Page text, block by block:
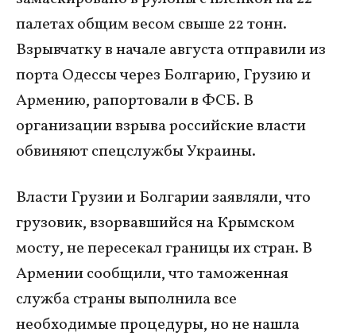
палетах общим весом свыше 22 тонн.
Взрывчатку в начале августа отправили из
порта Одессы через Болгарию, Грузию и
Армению, рапортовали в ФСБ. В
организации взрыва российские власти
обвиняют спецслужбы Украины.
Власти Грузии и Болгарии заявляли, что
грузовик, взорвавшийся на Крымском
мосту, не пересекал границы их стран. В
Армении сообщили, что таможенная
служба страны выполнила все
необходимые процедуры, но не нашла